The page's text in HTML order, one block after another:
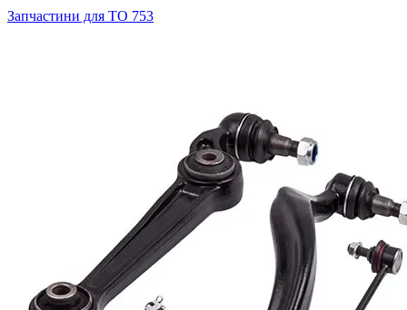
Запчастини для ТО 753